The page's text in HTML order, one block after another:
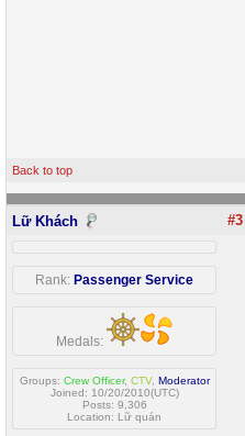
Back to top
Lữ Khách #3
Rank: Passenger Service
Medals:
Groups: Crew Officer, CTV, Moderator
Joined: 10/20/2010(UTC)
Posts: 9,306
Location: Lữ quán